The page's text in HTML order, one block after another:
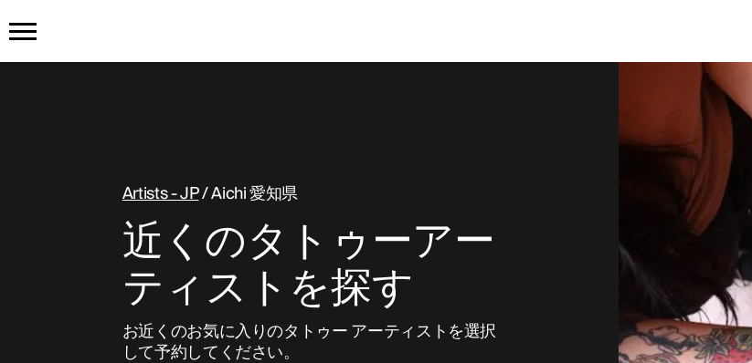
タトゥーを入手 インクを購入
仕組み
タトゥーの例
Artists - JP/ Aichi 愛知県
近くのタトゥーアー
ティストを探す
お近くのお気に入りのタトゥー アーティストを選択
して予約してください。